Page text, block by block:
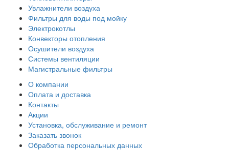
Увлажнители воздуха
Фильтры для воды под мойку
Электрокотлы
Конвекторы отопления
Осушители воздуха
Системы вентиляции
Магистральные фильтры
О компании
Оплата и доставка
Контакты
Акции
Установка, обслуживание и ремонт
Заказать звонок
Обработка персональных данных